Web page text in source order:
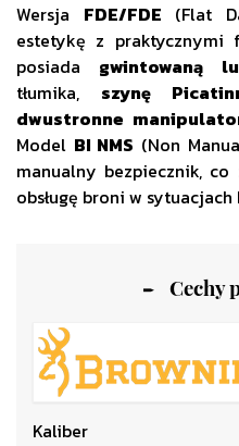
Cechy
Kaliber
Wersja FDE/FDE (Flat
estetykę z praktycznymi
posiada gwintowaną
tłumika, szynę
dwustronne
Model BI NMS (Non
manualny bezpiecznik, co
obsługę broni w